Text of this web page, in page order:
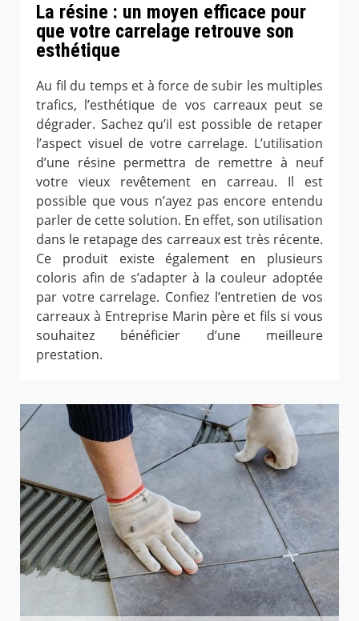
La résine : un moyen efficace pour
que votre carrelage retrouve son
esthétique
Au fil du temps et à force de subir les multiples
trafics, l’esthétique de vos carreaux peut se
dégrader. Sachez qu’il est possible de retaper
l’aspect visuel de votre carrelage. L’utilisation
d’une résine permettra de remettre à neuf
votre vieux revêtement en carreau. Il est
possible que vous n’ayez pas encore entendu
parler de cette solution. En effet, son utilisation
dans le retapage des carreaux est très récente.
Ce produit existe également en plusieurs
coloris afin de s’adapter à la couleur adoptée
par votre carrelage. Confiez l’entretien de vos
carreaux à Entreprise Marin père et fils si vous
souhaitez bénéficier d’une meilleure
prestation.